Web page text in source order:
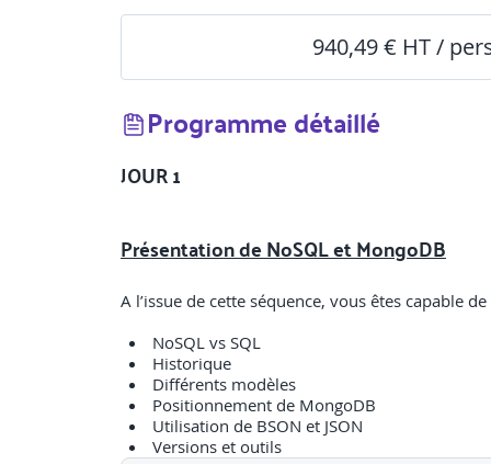
940,49 € HT /
Programme détaillé
JOUR 1
Présentation de NoSQL et MongoDB
A l’issue de cette séquence, vous êtes capable
NoSQL vs SQL
Historique
Différents modèles
Positionnement de MongoDB
Utilisation de BSON et JSON
Versions et outils